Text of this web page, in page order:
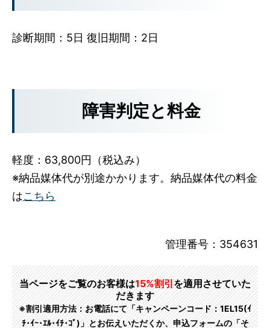
診断期間：5日 復旧期間：2日
障害判定と料金
軽度：63,800円（税込み）
※納品媒体代が別途かかります。納品媒体代の料金
はこちら
管理番号：354631
当ページをご覧のお客様は15%割引 を適用させていた
だきます
※割引適用方法：お電話にて「キャンペーンコード：1EL15(ｲ
ﾁ･ｲｰ･ｴﾙ･ｲﾁ･ｺﾞ)」とお伝えいただくか、申込フォームの「そ